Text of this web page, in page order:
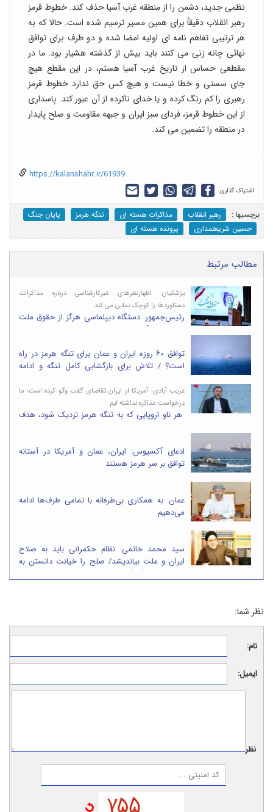
نظمی جدید، دشمن را از منطقه غرب آسیا حذف کند. خطوط قرمز
رهبر انقلاب دقیقاً برای همین مسیر ترسیم شده است. حالا که به
هر ترتیبی تفاهم نامه ای اولیه امضا شده و دو طرف برای توافق
نهائی چانه زنی می کنند باید بیش از گذشته هشیار بود. ما در
مقطعی حساس از تاریخ غرب آسیا هستم، در این مقطع هیچ
جای سستی و خطا نیست و هیچ کس حق ندارد خطوط قرمز
رهبری را کم رنگ کرده و یا خدای ناکرده از آن عبور کند. پاسداری
از این خطوط قرمز، فردای سبز ایران و جبهه مقاومت و صلح پایدار
در منطقه را تضمین می کند.
https://kalanshahr.ir/61939
اشتراک گذاری:
برچسب‎ها : رهبر انقلاب مذاکرات هسته ای تنگه هرمز
پایان جنگ
حسین شریعتمداری
پرونده هسته ای
مطالب مرتبط
پزشکیان: اظهارنظرهای غیرکارشناسی درباره مذاکرات،
دستاوردها را کوچک نمایی می کند
رئیس‌جمهور: ‌دستگاه دیپلماسی هرگز از حقوق ملت
کوتاه نمی آید/ صدا و سیما تنها بخشی از صحبت
توافق ۶۰ روزه ایران و عمان برای تنگه هرمز در راه
است؟ / تلاش برای بازگشایی کامل تنگه و ادامه
غریب آبادی: آمریکا از ایران تقاضای گفت وگو کرده است؛ ما
درخواست مذاکره نداشته ایم
هر ناو اروپایی که به تنگه هرمز نزدیک شود، هدف
ادعای آکسیوس: ایران، عمان و آمریکا در آستانه
توافق بر سر هرمز هستند
عمان: به همکاری بی‌طرفانه با تمامی طرف‌ها ادامه
می‌دهیم
سید محمد خاتمی: نظام حکمرانی باید به صلاح
ایران و ملت بیاندیشد/ صلح را خیانت دانستن به
هیچ وجه با جوهر اسلام محمدی (ص) نسبتی ندارد
نظر شما:
نام:
ایمیل:
نظر: